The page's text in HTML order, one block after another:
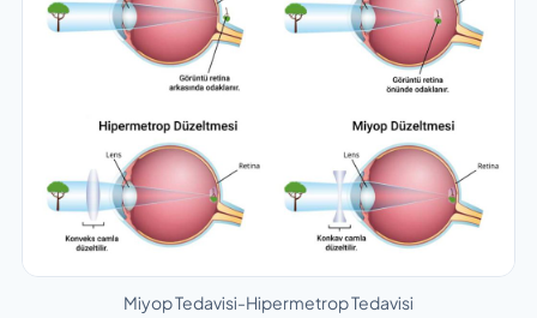
Miyop Tedavisi-Hipermetrop Tedavisi